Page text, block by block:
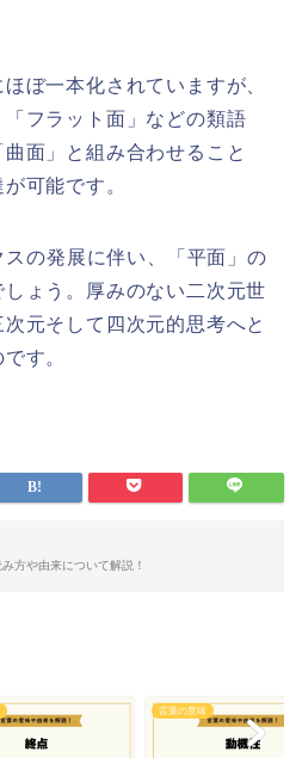
ぼ一本化されていますが、
フラット面」などの類語
面」と組み合わせること
可能です。
の発展に伴い、「平面」の
ょう。厚みのない二次元世
元そして四次元的思考へと
す。
方や由来について解説！
言葉の意味